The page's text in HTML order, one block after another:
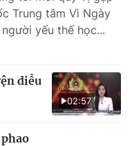
Trung tâm Vì Ngày
yếu thế học...
02:57
diễu